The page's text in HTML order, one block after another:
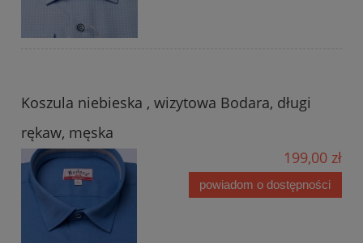
Koszula niebieska , wizytowa Bodara, długi
rękaw, męska
199,00 zł
powiadom o dostępności